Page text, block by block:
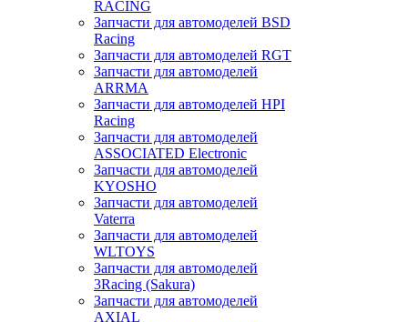
RACING
Запчасти для автомоделей BSD
Racing
Запчасти для автомоделей RGT
Запчасти для автомоделей
ARRMA
Запчасти для автомоделей HPI
Racing
Запчасти для автомоделей
ASSOCIATED Electronic
Запчасти для автомоделей
KYOSHO
Запчасти для автомоделей
Vaterra
Запчасти для автомоделей
WLTOYS
Запчасти для автомоделей
3Racing (Sakura)
Запчасти для автомоделей
AXIAL